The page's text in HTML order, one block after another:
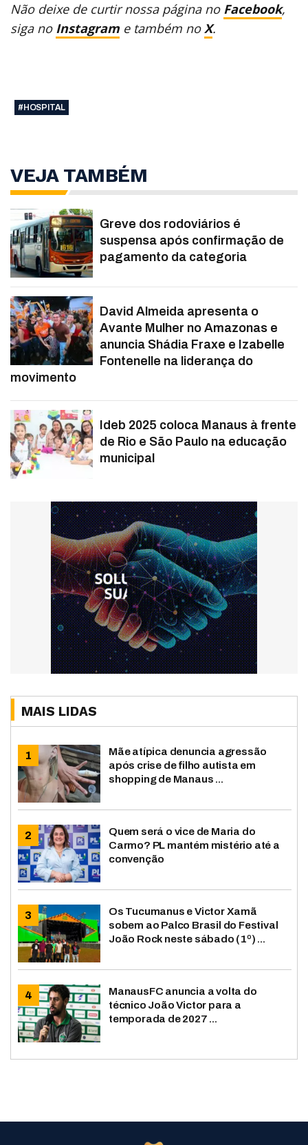
Não deixe de curtir nossa página no Facebook,
siga no Instagram e também noX.
#HOSPITAL
VEJA TAMBÉM
Greve dos rodoviários é
suspensa após confirmação de
pagamento da categoria
David Almeida apresenta o
Avante Mulher no Amazonas e
anuncia Shádia Fraxe e Izabelle
Fontenelle na liderança do
movimento
Ideb 2025 coloca Manaus à frente
de Rio e São Paulo na educação
municipal
MAIS LIDAS
Mãe atípica denuncia agressão
após crise de filho autista em
shopping de Manaus ...
Quem será o vice de Maria do
Carmo? PL mantém mistério até a
convenção
Os Tucumanus e Victor Xamã
sobem ao Palco Brasil do Festival
João Rock neste sábado (1º) ...
ManausFC anuncia a volta do
técnico João Victor para a
temporada de 2027 ...